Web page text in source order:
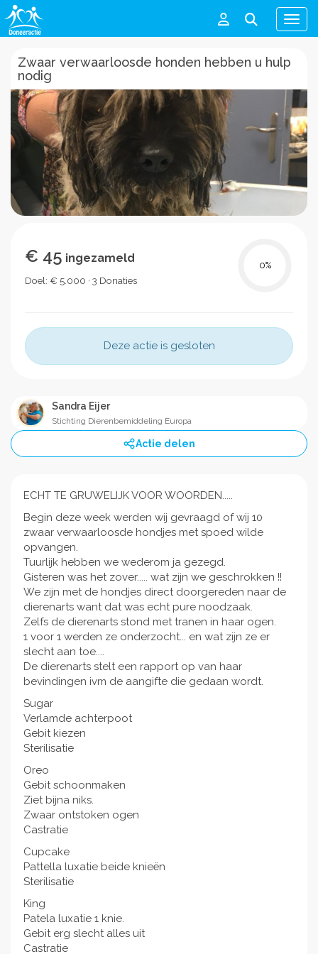
Menu
Zwaar verwaarloosde honden hebben u hulp
nodig
€ 45 ingezameld
Doel: € 5.000 · 3 Donaties
0%
Deze actie is gesloten
Sandra Eijer
Stichting Dierenbemiddeling Europa
Actie delen
ECHT TE GRUWELIJK VOOR WOORDEN.....
Begin deze week werden wij gevraagd of wij 10
zwaar verwaarloosde hondjes met spoed wilde
opvangen.
Tuurlijk hebben we wederom ja gezegd.
Gisteren was het zover..... wat zijn we geschrokken !!
We zijn met de hondjes direct doorgereden naar de
dierenarts want dat was echt pure noodzaak.
Zelfs de dierenarts stond met tranen in haar ogen.
1 voor 1 werden ze onderzocht... en wat zijn ze er
slecht aan toe....
De dierenarts stelt een rapport op van haar
bevindingen ivm de aangifte die gedaan wordt.
Sugar
Verlamde achterpoot
Gebit kiezen
Sterilisatie
Oreo
Gebit schoonmaken
Ziet bijna niks.
Zwaar ontstoken ogen
Castratie
Cupcake
Pattella luxatie beide knieën
Sterilisatie
King
Patela luxatie 1 knie.
Gebit erg slecht alles uit
Castratie